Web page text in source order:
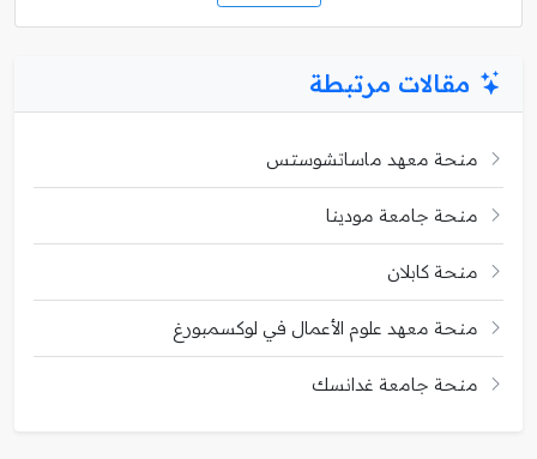
مقالات مرتبطة
منحة معهد ماساتشوستس
منحة جامعة مودينا
منحة كابلان
منحة معهد علوم الأعمال في لوكسمبورغ
منحة جامعة غدانسك